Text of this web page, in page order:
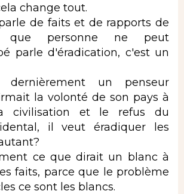
change tout.
de faits et de rapports de
que personne ne peut
parle d'éradication, c'est un
dernièrement un penseur
la volonté de son pays à
civilisation et le refus du
il veut éradiquer les
ce que dirait un blanc à
faits, parce que le problème
ce sont les blancs.